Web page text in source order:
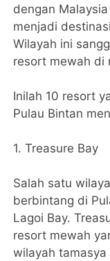
dengan
menjadi
Wilayah ini
resort mewah di
Inilah 10 resort
Pulau Bintan
1. Treasure Bay
Salah satu
berbintang di
Lagoi Bay.
resort mewah
wilayah